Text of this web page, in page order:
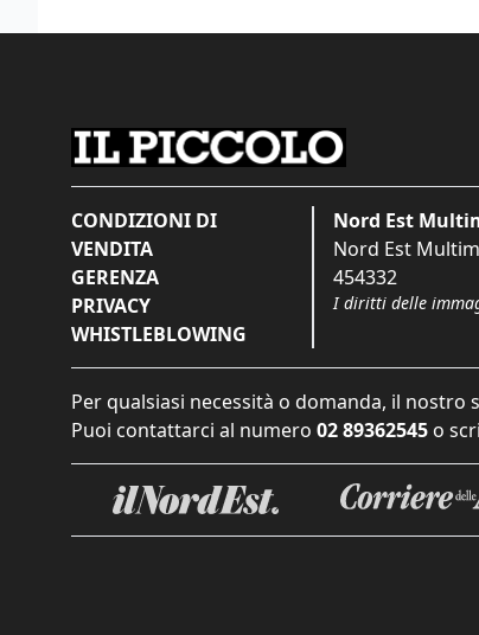
CONDIZIONI DI
VENDITA
GERENZA
PRIVACY
WHISTLEBLOWING
Nord Est
Nord Est
454332
I diritti delle
Per qualsiasi necessità o domanda, il
Puoi contattarci al numero 02 89362545 o